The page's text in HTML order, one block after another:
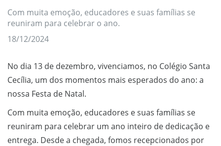
Com muita emoção, educadores e suas famílias se
reuniram para celebrar o ano.
18/12/2024
No dia 13 de dezembro, vivenciamos, no Colégio Santa
Cecília, um dos momentos mais esperados do ano: a
nossa Festa de Natal.
Com muita emoção, educadores e suas famílias se
reuniram para celebrar um ano inteiro de dedicação e
entrega. Desde a chegada, fomos recepcionados por